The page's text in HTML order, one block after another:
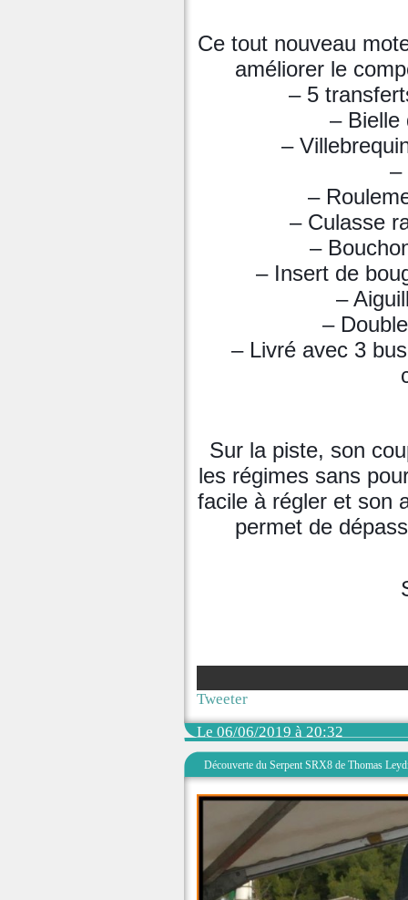
Ce tout nouveau
améliorer le
– 5
– Bielle
–
–
–
– Culasse
–
– Insert de
–
–
– Livré avec 3
Sur la piste, son
les régimes sans
facile à régler et son
permet de
Tweeter
Le 06/06/2019 à 20:32
Découverte du Serpent SRX8 de Thomas